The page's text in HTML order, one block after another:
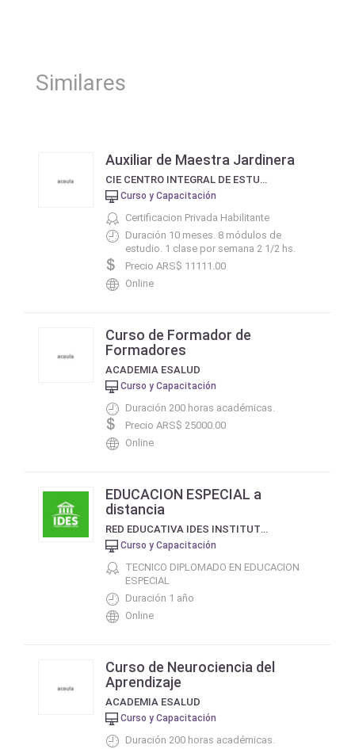
Similares
Auxiliar de Maestra Jardinera
CIE CENTRO INTEGRAL DE ESTUDIOS
Curso y Capacitación
Certificacion Privada Habilitante
Duración 10 meses. 8 módulos de
estudio. 1 clase por semana 2 1/2 hs.
Precio ARS$ 11111.00
Online
Curso de Formador de
Formadores
ACADEMIA ESALUD
Curso y Capacitación
Duración 200 horas académicas.
Precio ARS$ 25000.00
Online
EDUCACION ESPECIAL a
distancia
RED EDUCATIVA IDES INSTITUTO DE ESTUDIOS SOCIALES DE BUENOS AIRES
Curso y Capacitación
TECNICO DIPLOMADO EN EDUCACION
ESPECIAL
Duración 1 año
Online
Curso de Neurociencia del
Aprendizaje
ACADEMIA ESALUD
Curso y Capacitación
Duración 200 horas académicas.